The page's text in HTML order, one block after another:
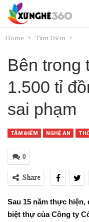
Home Tâm Điểm
Bên trong
1.500 tỉ
sai phạm
TÂM ĐIỂM NGHỆ AN
0
Share
Sau 15 năm thực
biệt thự của Công ty